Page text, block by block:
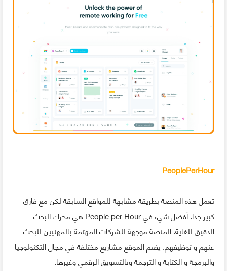
PeoplePerHour
تعمل هذه المنصة بطريقة مشابهة للمواقع السابقة لكن مع فارق
كبير جدا. أفضل شيء في People per Hour هي محرك البحث
الدقيق للغاية. المنصة موجهة للشركات المهتمة بالمهنيين للبحث
عنهم و توظيفهم. يضم الموقع مشاريع مختلفة في مجال التكنولوجيا
والبرمجة و الكتابة و الترجمة وىالتسويق الرقمي وغيرها.